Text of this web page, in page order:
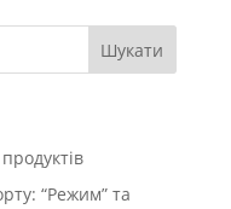
“Режим” та